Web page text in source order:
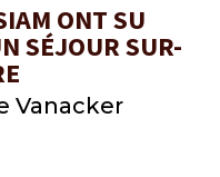
ONT SU
SÉJOUR SUR-
Vanacker